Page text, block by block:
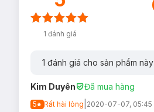
1 đánh giá
1 đánh giá cho sản phẩm này
Kim Duyên Đã mua hàng
5 Rất hài lòng 2020-07-07, 05:45